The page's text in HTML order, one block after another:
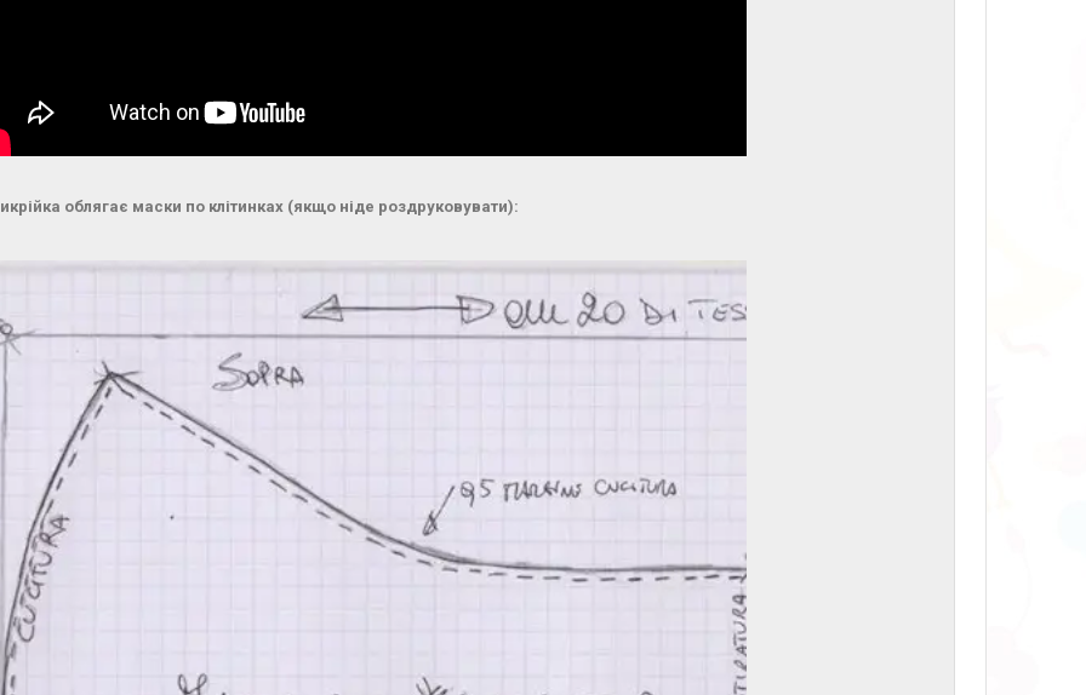
облягає маски по клітинках (якщо ніде роздруковувати):